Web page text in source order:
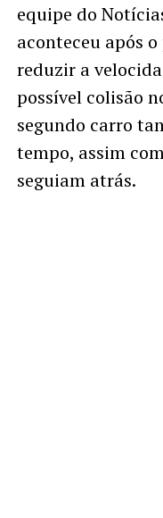
equipe do
aconteceu após
reduzir a
possível colisão
segundo carro
tempo, assim
seguiam atrás.